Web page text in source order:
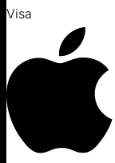
Visa